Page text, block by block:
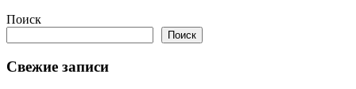
Поиск
Поиск
Свежие записи